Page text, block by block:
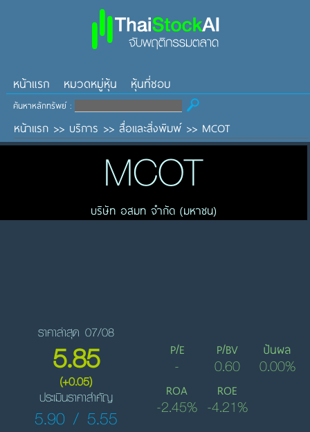
หน้าแรก หมวดหมู่หุ้น หุ้นที่ชอบ
ค้นหาหลักทรัพย์ :
หน้าแรก >> บริการ >> สื่อและสิ่งพิมพ์>> MCOT
MCOT
บริษัท อสมท จำกัด (มหาชน)
ราคาล่าสุด 07/08
5.85
(+0.05)
ประเมินราคาสำคัญ
5.90 / 5.55
P/E
-
P/BV
0.60
ปันผล
0.00%
ROA
-2.45%
ROE
-4.21%